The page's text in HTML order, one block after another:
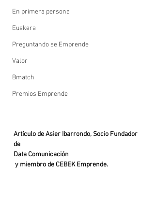
En primera persona
Euskera
Preguntando se Emprende
Valor
Bmatch
Premios Emprende
Artículo de Asier Ibarrondo, Socio Fundador
de
Data Comunicación
y miembro de CEBEK Emprende.